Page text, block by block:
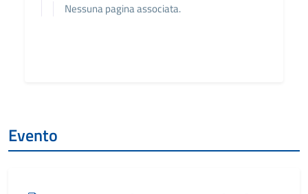
Nessuna pagina associata.
Evento